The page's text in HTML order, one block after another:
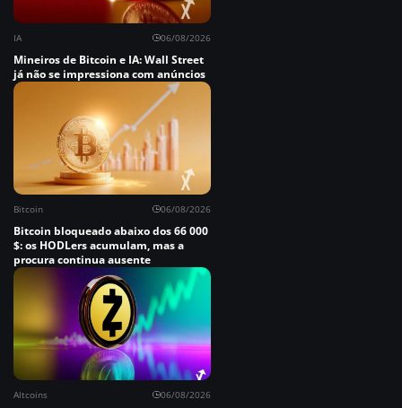
IA 06/08/2026
Mineiros de Bitcoin e IA: Wall Street
já não se impressiona com anúncios
Bitcoin 06/08/2026
Bitcoin bloqueado abaixo dos 66 000
$: os HODLers acumulam, mas a
procura continua ausente
Altcoins 06/08/2026